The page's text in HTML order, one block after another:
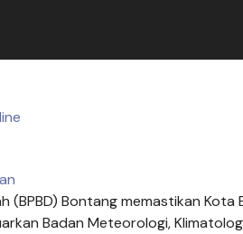
(BPBD) Bontang memastikan Kota
Badan Meteorologi,